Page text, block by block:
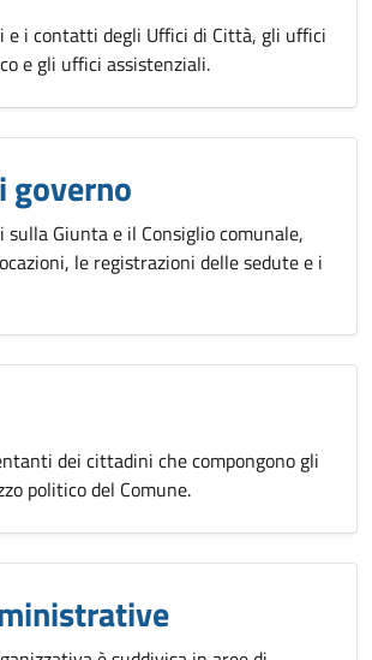
e i contatti degli Uffici di Città, gli uffici
e gli uffici assistenziali.
governo
sulla Giunta e il Consiglio comunale,
le registrazioni delle sedute e i
dei cittadini che compongono gli
politico del Comune.